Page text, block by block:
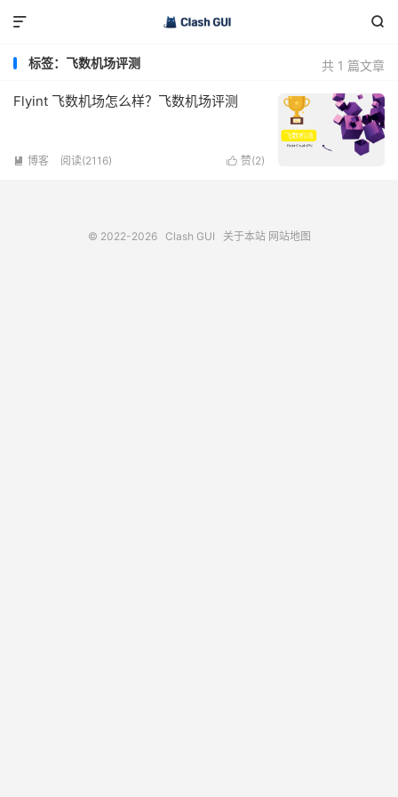


共 1 篇文章
标签：飞数机场评测
Flyint 飞数机场怎么样？飞数机场评测
 赞(2)
 博客 阅读(2116)
© 2022-2026 Clash GUI 关于本站 网站地图